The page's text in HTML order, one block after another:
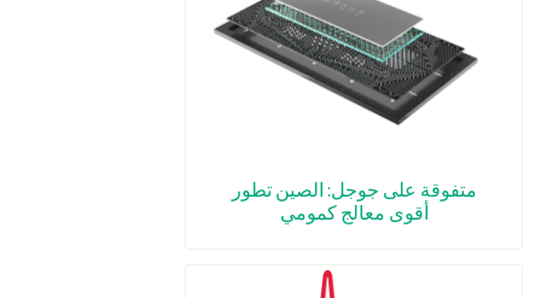
متفوقة على جوجل: الصين تطور
أقوى معالج كمومي